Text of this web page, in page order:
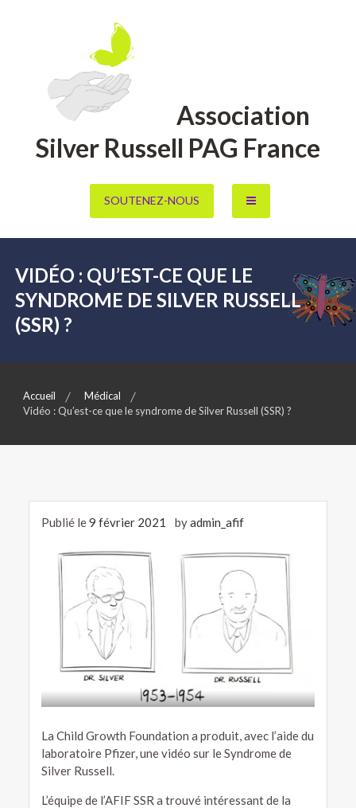
Association
Silver Russell PAG France
SOUTENEZ-NOUS
VIDÉO : QU’EST-CE QUE LE
SYNDROME DE SILVER RUSSELL
(SSR) ?
Accueil
Médical
Vidéo : Qu’est-ce que le syndrome de Silver Russell (SSR) ?
Publié le9 février 2021 byadmin_afif
La Child Growth Foundation a produit, avec l’aide du
laboratoire Pfizer, une vidéo sur le Syndrome de
Silver Russell.
L’équipe de l’AFIF SSR a trouvé intéressant de la